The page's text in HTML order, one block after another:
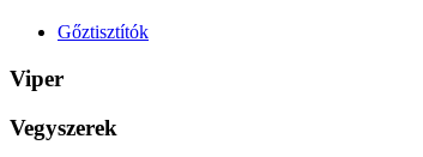
Gőztisztítók
Viper
Vegyszerek